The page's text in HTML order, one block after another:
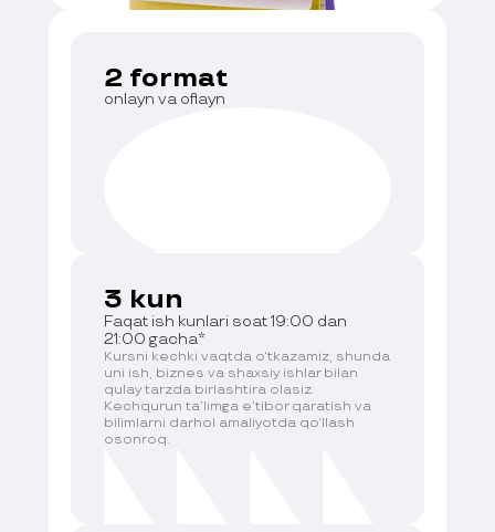
2 format
onlayn va oflayn
3 kun
Faqat ish kunlari soat 19:00 dan
21:00 gacha*
Kursni kechki vaqtda o‘tkazamiz, shunda
uni ish, biznes va shaxsiy ishlar bilan
qulay tarzda birlashtira olasiz.
Kechqurun ta’limga e’tibor qaratish va
bilimlarni darhol amaliyotda qo‘llash
osonroq.